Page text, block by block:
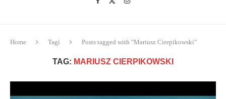
Home Tagi Posts tagged with "Mariusz Cierpikowski"
TAG: MARIUSZ CIERPIKOWSKI